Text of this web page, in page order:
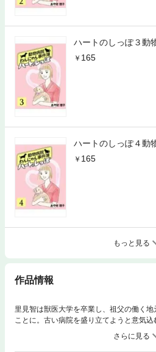
ハートのしっぽ３動
165
ハートのしっぽ４動
165
もっと見る
作品情報
里見智は獣医大学を卒業し、祖父の働く
ことに。古い病院を盛り立てようと意気
医の柴、看護師の甲斐にいろいろと教え
人や動物たちと接しながら日々、成長す